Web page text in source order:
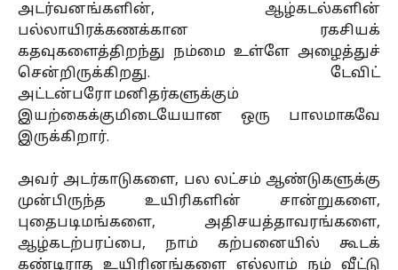
அடர்வனங்களின், ஆழ்கடல்களின்
பல்லாயிரக்கணக்கான ரகசியக்
கதவுகளைத்திறந்து நம்மை உள்ளே அழைத்துச்
சென்றிருக்கிறது. டேவிட்
அட்டன்பரோ மனிதர்களுக்கும்
இயற்கைக்குமிடையேயான ஒரு பாலமாகவே
இருக்கிறார்.
அவர் அடர்காடுகளை, பல லட்சம் ஆண்டுகளுக்கு
முன்பிருந்த உயிரிகளின் சான்றுகளை,
புதைபடிமங்களை, அதிசயத்தாவரங்களை,
ஆழ்கடற்பரப்பை, நாம் கற்பனையில் கூடக்
கண்டிராத உயிரினங்களை எல்லாம் நம் வீட்டு